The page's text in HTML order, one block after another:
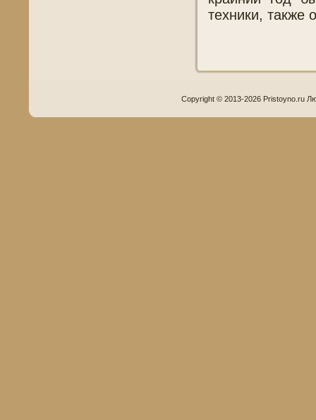
техники, также
Copyright © 2013-2026 Pristoyno.ru